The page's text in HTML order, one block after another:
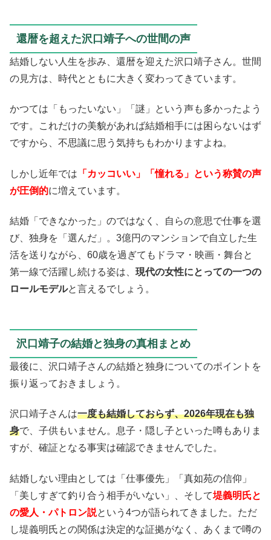
還暦を超えた沢口靖子への世間の声
結婚しない人生を歩み、還暦を迎えた沢口靖子さん。世間
の見方は、時代とともに大きく変わってきています。
かつては「もったいない」「謎」という声も多かったよう
です。これだけの美貌があれば結婚相手には困らないはず
ですから、不思議に思う気持ちもわかりますよね。
しかし近年では 「カッコいい」「憧れる」という称賛の声
が圧倒的に増えています。
結婚「できなかった」のではなく、自らの意思で仕事を選
び、独身を「選んだ」。3億円のマンションで自立した生
活を送りながら、60歳を過ぎてもドラマ・映画・舞台と
第一線で活躍し続ける姿は、 現代の女性にとっての一つの
ロールモデルと言えるでしょう。
沢口靖子の結婚と独身の真相まとめ
最後に、沢口靖子さんの結婚と独身についてのポイントを
振り返っておきましょう。
沢口靖子さんは一度も結婚しておらず、2026年現在も独
身で、子供もいません。息子・隠し子といった噂もありま
すが、確証となる事実は確認できませんでした。
結婚しない理由としては「仕事優先」「真如苑の信仰」
「美しすぎて釣り合う相手がいない」、そして堤義明氏と
の愛人・パトロン説という4つが語られてきました。ただ
し堤義明氏との関係は決定的な証拠がなく、あくまで噂の